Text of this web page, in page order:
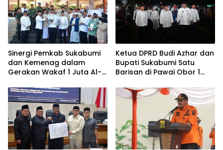
Sinergi Pemkab Sukabumi
dan Kemenag dalam
Gerakan Wakaf 1 Juta Al-
Ketua DPRD Budi Azhar dan
Bupati Sukabumi Satu
Barisan di Pawai Obor 1